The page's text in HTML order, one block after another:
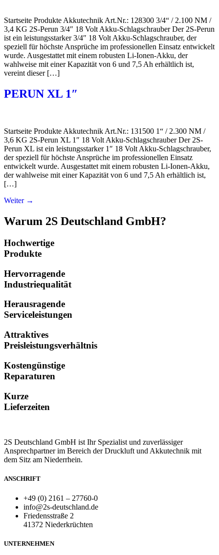
Startseite Produkte Akkutechnik Art.Nr.: 128300 3/4“ / 2.100 NM /
3,4 KG 2S-Perun 3/4″ 18 Volt Akku-Schlagschrauber Der 2S-Perun
ist ein leistungsstarker 3/4″ 18 Volt Akku-Schlagschrauber, der
speziell für höchste Ansprüche im professionellen Einsatz entwickelt
wurde. Ausgestattet mit einem robusten Li-Ionen-Akku, der
wahlweise mit einer Kapazität von 6 und 7,5 Ah erhältlich ist,
vereint dieser […]
PERUN XL 1″
Startseite Produkte Akkutechnik Art.Nr.: 131500 1“ / 2.300 NM /
3,6 KG 2S-Perun XL 1″ 18 Volt Akku-Schlagschrauber Der 2S-
Perun XL ist ein leistungsstarker 1″ 18 Volt Akku-Schlagschrauber,
der speziell für höchste Ansprüche im professionellen Einsatz
entwickelt wurde. Ausgestattet mit einem robusten Li-Ionen-Akku,
der wahlweise mit einer Kapazität von 6 und 7,5 Ah erhältlich ist,
[…]
Weiter →
Warum 2S Deutschland GmbH?
Hochwertige
Produkte
Hervorragende
Industriequalität
Herausragende
Serviceleistungen
Attraktives
Preisleistungsverhältnis
Kostengünstige
Reparaturen
Kurze
Lieferzeiten
2S Deutschland GmbH ist Ihr Spezialist und zuverlässiger
Ansprechpartner im Bereich der Druckluft und Akkutechnik mit
dem Sitz am Niederrhein.
ANSCHRIFT
+49 (0) 2161 – 27760-0
info@2s-deutschland.de
Friedensstraße 2
41372 Niederkrüchten
UNTERNEHMEN